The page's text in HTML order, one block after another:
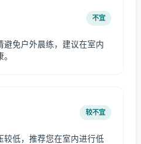
不宜
避免户外晨练，建议在室内
较不宜
较低，推荐您在室内进行低